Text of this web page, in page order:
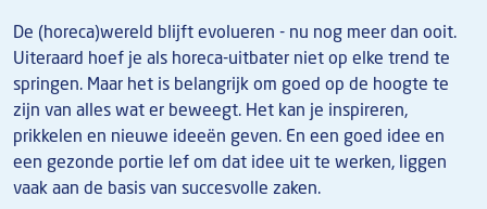
De (horeca)wereld blijft evolueren - nu nog meer dan ooit.
Uiteraard hoef je als horeca-uitbater niet op elke trend te
springen. Maar het is belangrijk om goed op de hoogte te
zijn van alles wat er beweegt. Het kan je inspireren,
prikkelen en nieuwe ideeën geven. En een goed idee en
een gezonde portie lef om dat idee uit te werken, liggen
vaak aan de basis van succesvolle zaken.